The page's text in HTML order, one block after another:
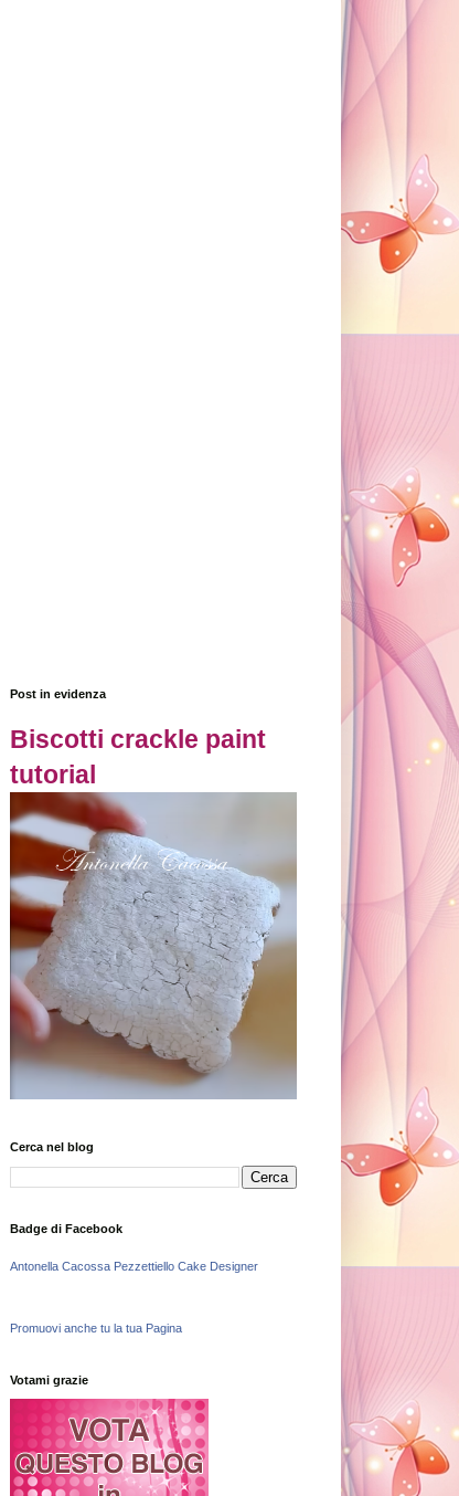
Post in evidenza
Biscotti crackle paint
tutorial
Cerca nel blog
Badge di Facebook
Antonella Cacossa Pezzettiello Cake Designer
Promuovi anche tu la tua Pagina
Votami grazie